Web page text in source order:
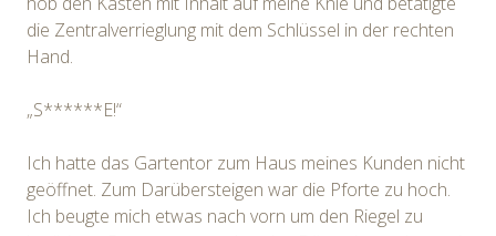
die Zentralverrieglung mit dem Schlüssel in der rechten
Hand.
„S******E!“
Ich hatte das Gartentor zum Haus meines Kunden nicht
geöffnet. Zum Darübersteigen war die Pforte zu hoch.
Ich beugte mich etwas nach vorn um den Riegel zu